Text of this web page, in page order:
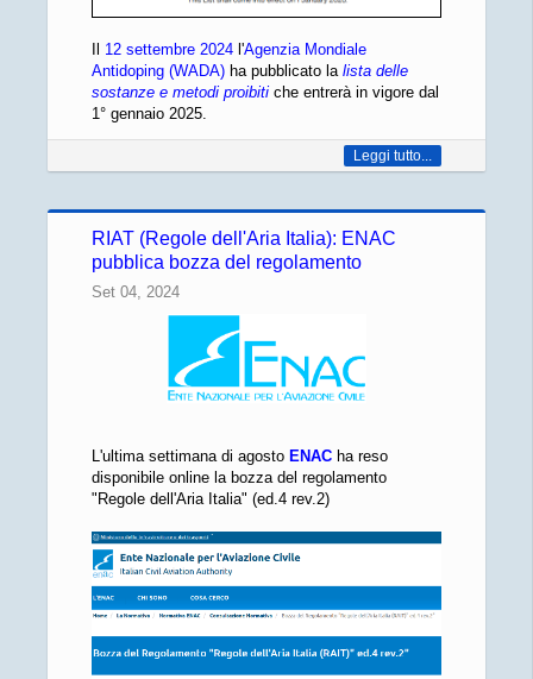
12 settembre 2024l'Agenzia Mondiale
Antidoping (WADA)ha pubblicato la lista delle
sostanze e metodi proibitiche entrerà in vigore dal
1° gennaio 2025.
Leggi tutto...
RIAT (Regole dell'Aria Italia): ENAC
pubblica bozza del regolamento
Set 04, 2024
L'ultima settimana di agosto ENACha reso
disponibile online la bozza del regolamento
"Regole dell'Aria Italia" (ed.4 rev.2)